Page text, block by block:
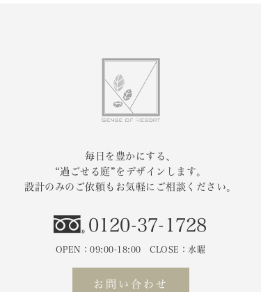
毎日を豊かにする、
“過ごせる庭”をデザインします。
設計のみのご依頼もお気軽にご相談ください。
0120-37-1728
OPEN：09:00-18:00 CLOSE：水曜
お問い合わせ